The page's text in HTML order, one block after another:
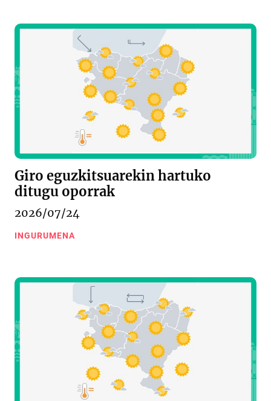
Giro eguzkitsuarekin hartuko
ditugu oporrak
2026/07/24
INGURUMENA